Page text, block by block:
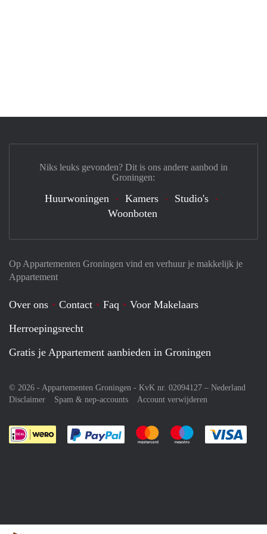
Op Appartementen Groningen vind en verhuur je makkelijk je
Appartement
Over ons Contact Faq
Voor Makelaars
Herroepingsrecht
Gratis je Appartement aanbieden in Groningen
© 2026 - Appartementen Groningen - KvK nr. 02094127 – Nederland
Disclaimer
Spam & nep-accounts Account verwijderen
Je rekent gemakkelijk af met Paypal
Je rekent gemakkelijk af met
Je rekent
Niks leuks gevonden? Dit is ons andere aanbod in
Groningen:
Huurwoningen Kamers
Studio's
Woonboten